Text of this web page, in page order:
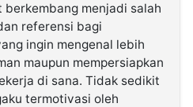
menjadi salah
referensi bagi
ingin mengenal lebih
maupun mempersiapkan
di sana. Tidak sedikit
termotivasi oleh